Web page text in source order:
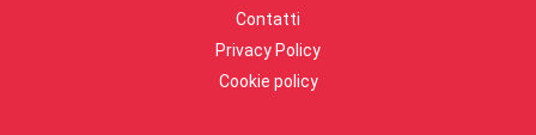
Contatti
Privacy Policy
Cookie policy